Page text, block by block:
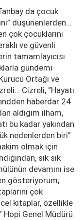
da çocuk
düşünenlerden…
çok çocuklarını
ve güvenli
tamamlayıcısı
gündemi
Ortağı ve
Cizreli, “Hayatı
haberdar 24
aldığım ilham,
bu kadar yakından
nedenlerden biri”
olmak için
sık sık
devamını ise
gösteriyorum;
çok
kitaplar, özellikle
Hopi Genel Müdürü